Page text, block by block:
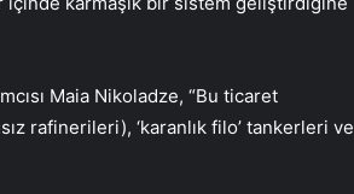
Maia Nikoladze, “Bu ticaret
rafinerileri), ‘karanlık filo’ tankerleri ve